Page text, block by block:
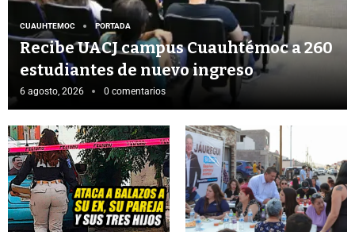
CUAUHTEMOC PORTADA
Recibe UACJ campus Cuauhtémoc a 260
estudiantes de nuevo ingreso
6 agosto, 2026 0 comentarios